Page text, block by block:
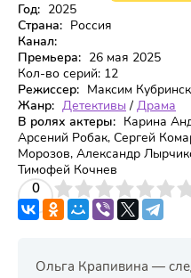
Год: 2025
Страна: Россия
Канал:
Премьера: 26 мая 2025
Кол-во серий: 12
Режиссер: Максим
Жанр: Детективы / Драма
В ролях актеры: Карина
Арсений Робак, Сергей
Морозов, Александр
Тимофей Кочнев
0
4 5 6 7 8 9 10
Ольга Крапивина —